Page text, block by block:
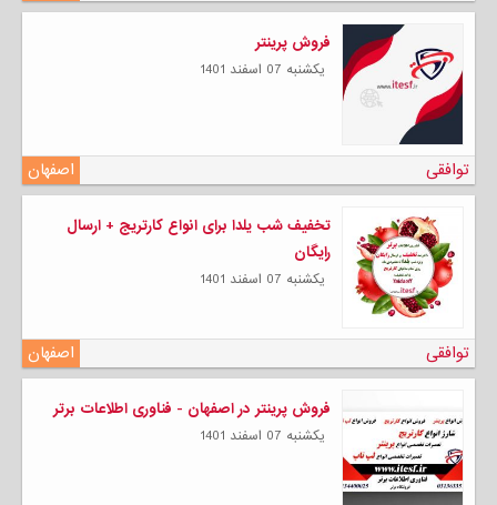
فروش پرینتر
يكشنبه 07 اسفند 1401
اصفهان توافقی
تخفیف شب یلدا برای انواع کارتریج + ارسال
رایگان
يكشنبه 07 اسفند 1401
اصفهان توافقی
فروش پرینتر در اصفهان - فناوری اطلاعات برتر
يكشنبه 07 اسفند 1401